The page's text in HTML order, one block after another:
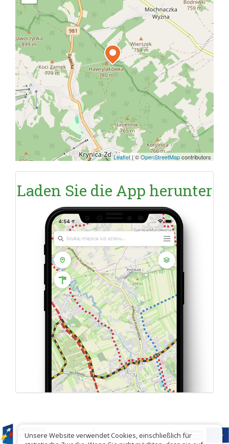
Leaflet | ©OpenStreetMapcontributors
Laden Sie die App herunter
Unsere Website verwendet Cookies, einschließlich für